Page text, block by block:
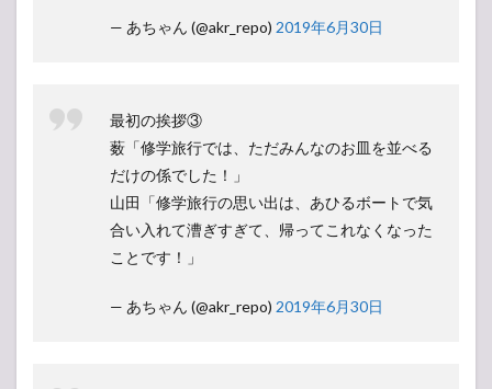
— あちゃん (@akr_repo) 2019年6月30日
最初の挨拶③
薮「修学旅行では、ただみんなのお皿を並べる
だけの係でした！」
山田「修学旅行の思い出は、あひるボートで気
合い入れて漕ぎすぎて、帰ってこれなくなった
ことです！」
— あちゃん (@akr_repo) 2019年6月30日